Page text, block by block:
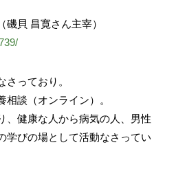
（磯貝 昌寛さん主宰）
っており。
談（オンライン）。
、健康な人から病気の人、男性
学びの場として活動なさってい